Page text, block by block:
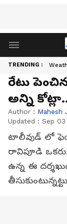
TRENDING :
రేటు
అన్ని
Author : Mahesh
Updated : Sep
టాలీవుడ్ లో
రావిపూడి
ఉన్న ఈ